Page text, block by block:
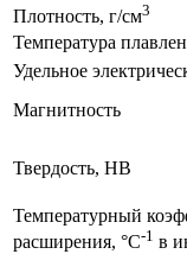
Плотность, г/см3
Температура
Удельное
Магнитность
Твердость, НВ
Температурный
расширения, °С-1 в